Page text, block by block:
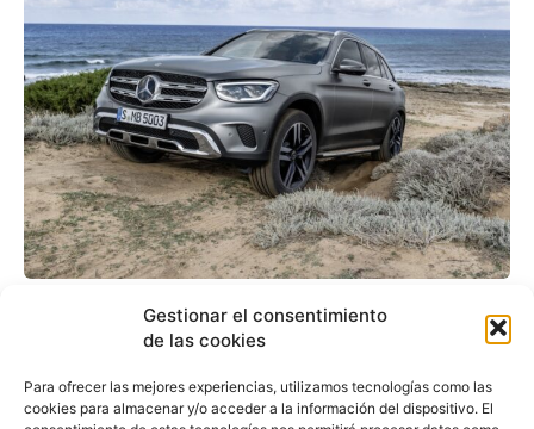
Gestionar el consentimiento
de las cookies
Para ofrecer las mejores experiencias, utilizamos tecnologías como las
cookies para almacenar y/o acceder a la información del dispositivo. El
Mercedes-Benz renueva
el compacto GLC, con
diseño, tecnología y